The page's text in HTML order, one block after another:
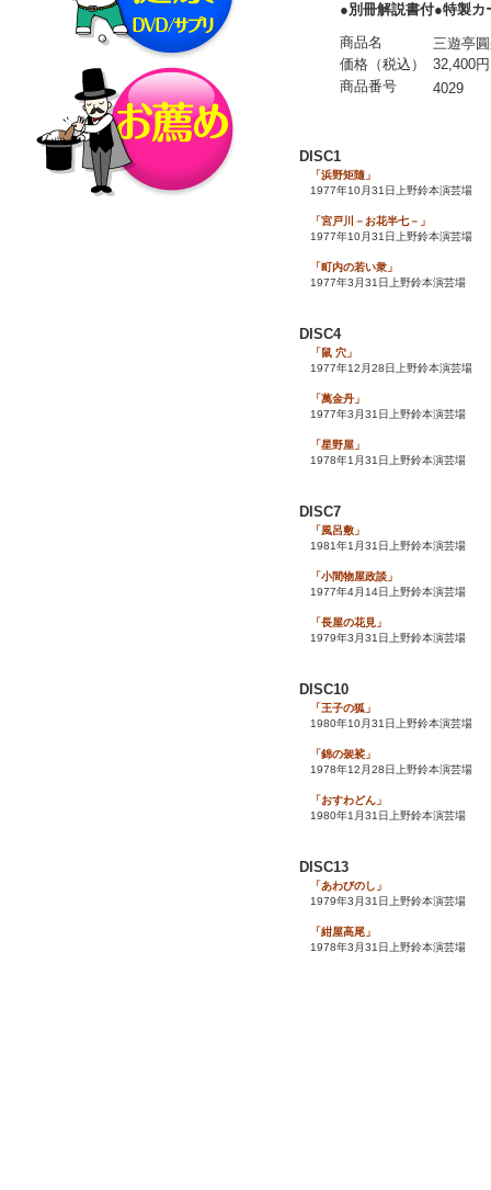
●別冊解説書付●特製カ
商品名
三遊亭
価格（税込）
32,400円
商品番号
4029
DISC1
「浜野矩隨」
1977年10月31日上野鈴本演芸場
「宮戸川－お花半七－」
1977年10月31日上野鈴本演芸場
「町内の若い衆」
1977年3月31日上野鈴本演芸場
DISC4
「鼠 穴」
1977年12月28日上野鈴本演芸場
「萬金丹」
1977年3月31日上野鈴本演芸場
「星野屋」
1978年1月31日上野鈴本演芸場
DISC7
「風呂敷」
1981年1月31日上野鈴本演芸場
「小間物屋政談」
1977年4月14日上野鈴本演芸場
「長屋の花見」
1979年3月31日上野鈴本演芸場
DISC10
「王子の狐」
1980年10月31日上野鈴本演芸場
「錦の袈裟」
1978年12月28日上野鈴本演芸場
「おすわどん」
1980年1月31日上野鈴本演芸場
DISC13
「あわびのし」
1979年3月31日上野鈴本演芸場
「紺屋高尾」
1978年3月31日上野鈴本演芸場